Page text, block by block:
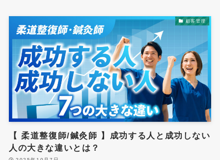
顧客管理
【 柔道整復師/鍼灸師 】成功する人と成功しない
人の大きな違いとは？